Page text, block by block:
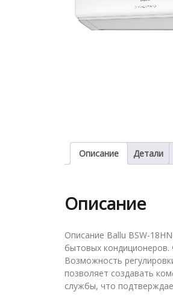
Описание Детали
Описание
Описание Ballu BSW-
бытовых
Возможность
позволяет создавать
службы, что